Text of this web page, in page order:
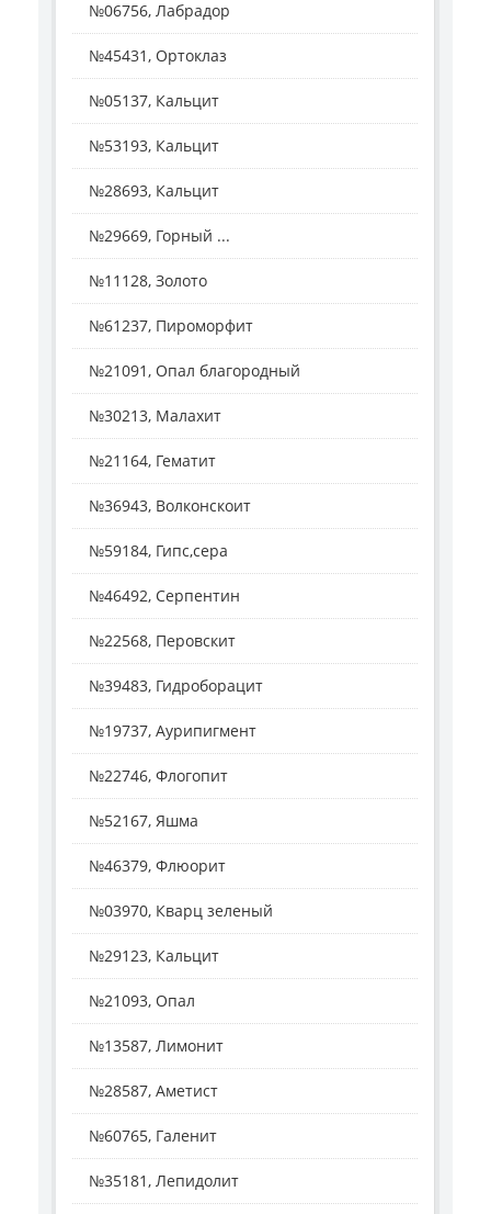
№06756, Лабрадор
№45431, Ортоклаз
№05137, Кальцит
№53193, Кальцит
№28693, Кальцит
№29669, Горный ...
№11128, Золото
№61237, Пироморфит
№21091, Опал благородный
№30213, Малахит
№21164, Гематит
№36943, Волконскоит
№59184, Гипс,сера
№46492, Серпентин
№22568, Перовскит
№39483, Гидроборацит
№19737, Аурипигмент
№22746, Флогопит
№52167, Яшма
№46379, Флюорит
№03970, Кварц зеленый
№29123, Кальцит
№21093, Опал
№13587, Лимонит
№28587, Аметист
№60765, Галенит
№35181, Лепидолит